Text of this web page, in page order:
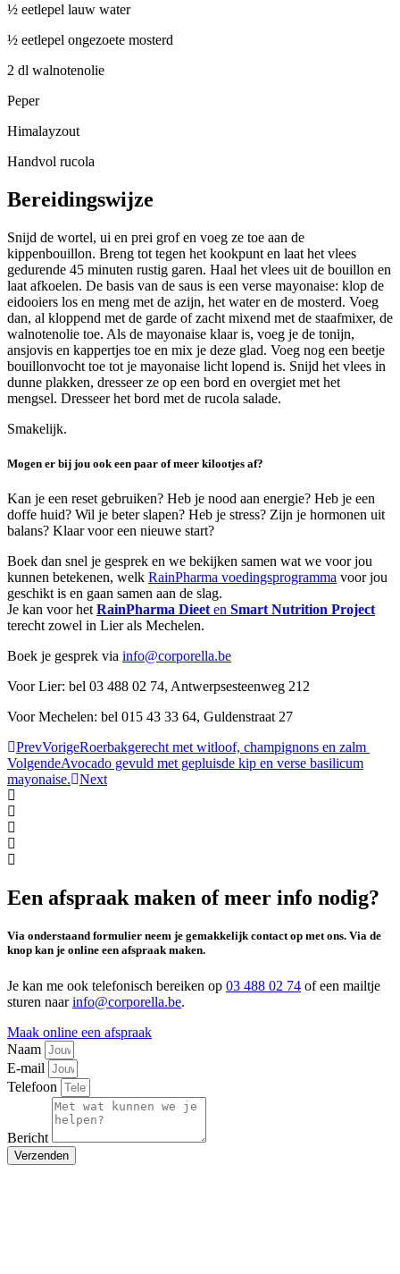
½ eetlepel lauw water
½ eetlepel ongezoete mosterd
2 dl walnotenolie
Peper
Himalayzout
Handvol rucola
Bereidingswijze
Snijd de wortel, ui en prei grof en voeg ze toe aan de
kippenbouillon. Breng tot tegen het kookpunt en laat het vlees
gedurende 45 minuten rustig garen. Haal het vlees uit de bouillon en
laat afkoelen. De basis van de saus is een verse mayonaise: klop de
eidooiers los en meng met de azijn, het water en de mosterd. Voeg
dan, al kloppend met de garde of zacht mixend met de staafmixer, de
walnotenolie toe. Als de mayonaise klaar is, voeg je de tonijn,
ansjovis en kappertjes toe en mix je deze glad. Voeg nog een beetje
bouillonvocht toe tot je mayonaise licht lopend is. Snijd het vlees in
dunne plakken, dresseer ze op een bord en overgiet met het
mengsel. Dresseer het bord met de rucola salade.
Smakelijk.
Mogen er bij jou ook een paar of meer kilootjes af?
Kan je een reset gebruiken? Heb je nood aan energie? Heb je een
doffe huid? Wil je beter slapen? Heb je stress? Zijn je hormonen uit
balans? Klaar voor een nieuwe start?
Boek dan snel je gesprek en we bekijken samen wat we voor jou
kunnen betekenen, welk RainPharma voedingsprogramma voor jou
geschikt is en gaan samen aan de slag.
Je kan voor het RainPharma Dieet en Smart Nutrition Project
terecht zowel in Lier als Mechelen.
Boek je gesprek via info@corporella.be
Voor Lier: bel 03 488 02 74, Antwerpsesteenweg 212
Voor Mechelen: bel 015 43 33 64, Guldenstraat 27
PrevVorigeRoerbakgerecht met witloof, champignons en zalm
VolgendeAvocado gevuld met gepluisde kip en verse basilicum
mayonaise.
Next
Een afspraak maken of meer info nodig?
Via onderstaand formulier neem je gemakkelijk contact op met ons. Via de
knop kan je online een afspraak maken.
Je kan me ook telefonisch bereiken op 03 488 02 74 of een mailtje
sturen naarinfo@corporella.be.
Maak online een afspraak
Naam
E-mail
Telefoon
Bericht
Verzenden